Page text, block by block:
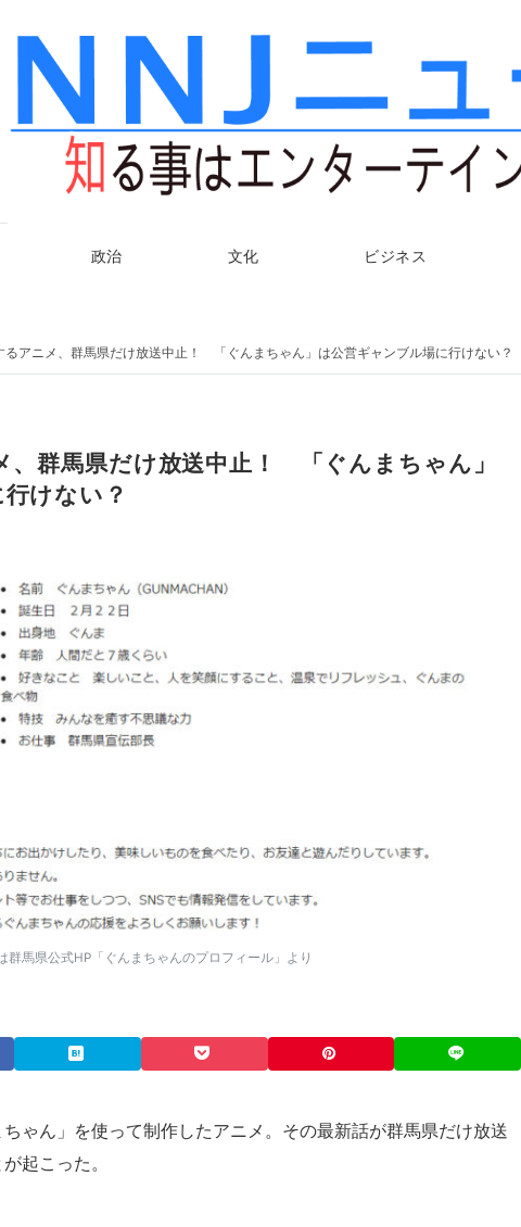
政治 文化 ビジネス
るアニメ、群馬県だけ放送中止！ 「ぐんまちゃん」は公営ギャンブル場に行けない？
、群馬県だけ放送中止！ 「ぐんまちゃん」
けない？
群馬県公式HP「ぐんまちゃんのプロフィール」より
ゃん」を使って制作したアニメ。その最新話が群馬県だけ放送
起こった。